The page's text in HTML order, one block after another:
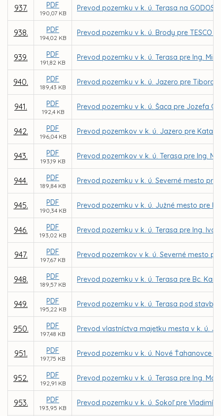
937. PDF
190,07 KB
Prevod pozemku v k. ú. Terasa na GODOS
938. PDF
194,02 KB
Prevod pozemku v k. ú. Brody pre TESCO
939. PDF
191,82 KB
Prevod pozemku v k. ú. Terasa pre Ing.
940. PDF
189,43 KB
Prevod pozemku v k. ú. Jazero pre Tibora
941. PDF
192,4 KB
Prevod pozemku v k. ú. Šaca pre Jozefa
942. PDF
196,04 KB
Prevod pozemkov v k. ú. Jazero pre
943. PDF
193,19 KB
Prevod pozemkov v k. ú. Terasa pre Ing.
944. PDF
189,84 KB
Prevod pozemku v k. ú. Severné mesto pre
945. PDF
190,34 KB
Prevod pozemku v k. ú. Južné mesto pre
946. PDF
193,02 KB
Prevod pozemku v k. ú. Terasa pre Ing.
947. PDF
197,67 KB
Prevod pozemkov v k. ú. Severné mesto
948. PDF
189,57 KB
Prevod pozemku v k. ú. Terasa pre Bc.
949. PDF
195,22 KB
Prevod pozemku v k. ú. Terasa pod
950. PDF
197,48 KB
Prevod vlastníctva majetku mesta v k. ú.
951. PDF
197,75 KB
Prevod pozemku v k. ú. Nové Ťahanovce
952. PDF
192,91 KB
Prevod pozemku v k. ú. Terasa pre Ing.
953. PDF
193,95 KB
Prevod pozemku v k. ú. Sokoľ pre